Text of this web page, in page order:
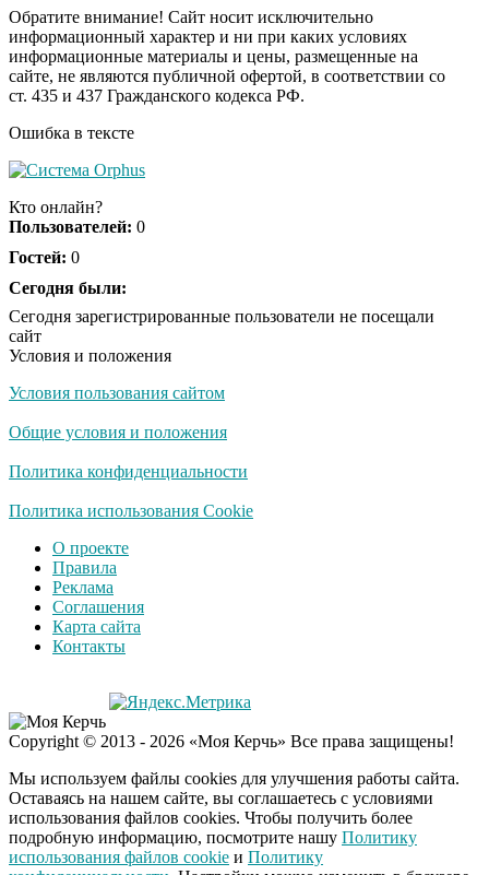
i
Ролик длится пару
секунд, но вы будете в
шоке от увиденного
Ролик из Омска: вы
Ржу не переставая, это
не раз
Скрытая камера на
люди вытворяют, когда
Ролик длится
смеяться вы будете
Королева вагона
отожгла! Видео не
оставит равнодушным
Борисовой душил ее
из-за макарон
Обратите внимание! Сайт носит исключительно
информационный характер и ни при каких условиях
информационные материалы и цены, размещенные на
сайте, не являются публичной офертой, в соответствии со
ст. 435 и 437 Гражданского кодекса РФ.
Ошибка в тексте
Кто онлайн?
Пользователей: 0
Гостей: 0
Сегодня были:
Сегодня зарегистрированные пользователи не посещали
сайт
Условия и положения
Условия пользования сайтом
Общие условия и положения
Политика конфиденциальности
Политика использования Cookie
О проекте
Правила
Реклама
Соглашения
Карта сайта
Контакты
Copyright © 2013 - 2026 «Моя Керчь» Все права защищены!
Мы используем файлы cookies для улучшения работы сайта.
Оставаясь на нашем сайте, вы соглашаетесь с условиями
использования файлов cookies. Чтобы получить более
подробную информацию, посмотрите нашу Политику
использования файлов cookie и Политику